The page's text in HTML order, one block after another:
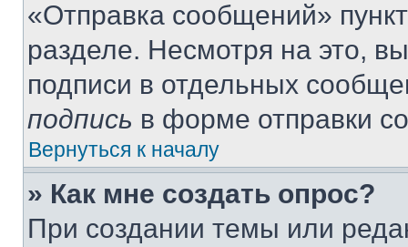
«Отправка сообщений»
разделе. Несмотря на это,
подписи в отдельных
подпись в форме отправки
Вернуться к началу
» Как мне создать опрос?
При создании темы или